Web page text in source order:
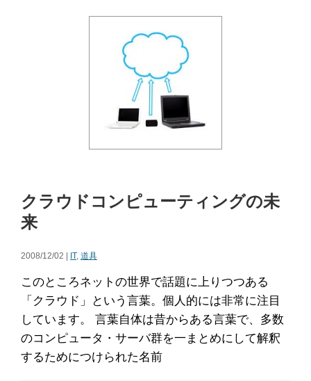
クラウドコンピューティングの未
来
2008/12/02 | IT, 道具
このところネットの世界で話題に上りつつある
「クラウド」という言葉。個人的には非常に注目
しています。 言葉自体は昔からある言葉で、多数
のコンピュータ・サーバ群を一まとめにして解釈
するためにつけられた名前